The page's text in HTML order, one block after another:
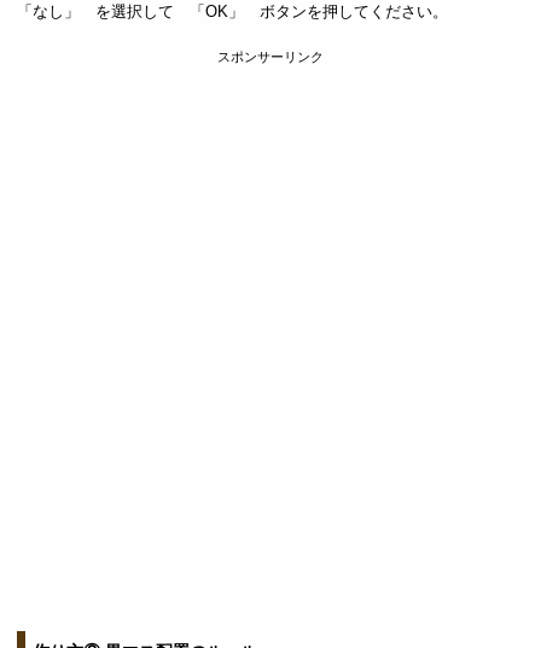
「なし」 を選択して 「OK」 ボタンを押してください。
スポンサーリンク